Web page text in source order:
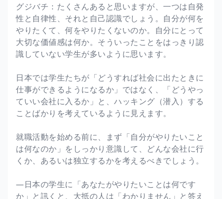
グジバチ：たくさんあると思いますが、一つは自発
性と自律性、それと自己認識でしょう。自分が何を
やりたくて、何をやりたくないのか。自分にとって
大切な価値感は何か。そういったことをはっきり認
識していない学生が多いように思います。
日本では学生たちが「どうすれば社会に出たときに
仕事ができるようになるか」ではなく、「どうやっ
ていい会社に入るか」と、ハッキング（潜入）する
ことばかりを考えているように見えます。
就職活動を始める前に、まず「自分がやりたいこと
は何なのか」をしっかり意識して、どんな会社に行
くか、あるいは独立するかを考えるべきでしょう。
―日本の学生に「あなたがやりたいことは何です
か」と訊くと、大抵の人は「わかりません」と答え